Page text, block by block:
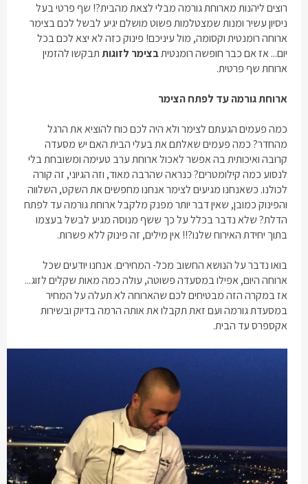
רוצים ליהנות מארוחת גורמה מבלי לצאת מהבית?! שף פרטי בעל
ניסיון עשיר ומנות שמצטלמות פשוט מושלם יגיע לבשל לכם בצימר
ארוחה רומנטית וקסומה, מול עיניכם! פינוק כזה לא יצא לכם בכל
יום... אז אם כבר חופשה רומנטיתבצימר לזוגותתבקשו להזמין
ארוחת שף פרטית.
ארוחת גורמה עד לפתח הצימר
כמה פעמים הגעתם לצימר ולא היה לכם כוח להוציא את הרגל
מהחדר? כמה פעמים שאלתם את בעלי הבית האם יש מסעדה
קרובה ואיכותית בה אפשר לאכול ארוחת ערב טעימה ומשובחת בלי
לנסוע כמה קילומטרים? כנראה שהרבה מאוד, וזה הגיוני, זה קורה
לכולנו. כשאנחנו מגיעים לצימר אנחנו מחפשים את השקט, השלווה
והפינוק כמובן, שאין דבר יותר מפנק מלקבל ארוחת גורמה עד לפתח
הדלת? שלא נדבר בכלל על כך ששף מנוסה מגיע לבשל בעצמו
בתוך יחידת האירוח שלנו?!! אין מילים, זה פינוק ללא פשרות.
בואו נדבר על הנושא החשוב מכל- המחירים. אנחנו יודעים שכל
ארוחה היום, אפילו במסעדה פשוטה, עולה כמה מאות שקלים לזוג...
אז במקרה הזה מבטיחים לכם שהארוחה לא תעלה על המחיר
במסעדת גורמה ועם זאת תקבלו את אותה הרמה בדיוק ובשירות
אקספרס עד הבית.